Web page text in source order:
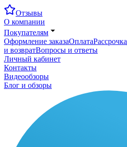
Отзывы
О компании
Покупателям
Оформление заказаОплатаРассрочка
и возвратВопросы и ответы
Личный кабинет
Контакты
Видеообзоры
Блог и обзоры